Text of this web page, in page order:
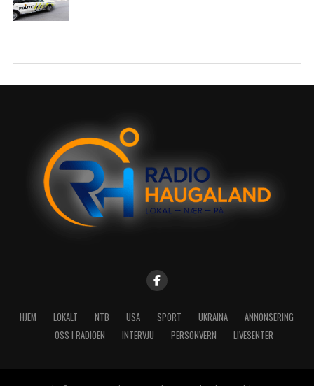
HJEM LOKALT NTB USA SPORT UKRAINA
ANNONSERING
OSS I RADIOEN
INTERVJU PERSONVERN LIVESENTER